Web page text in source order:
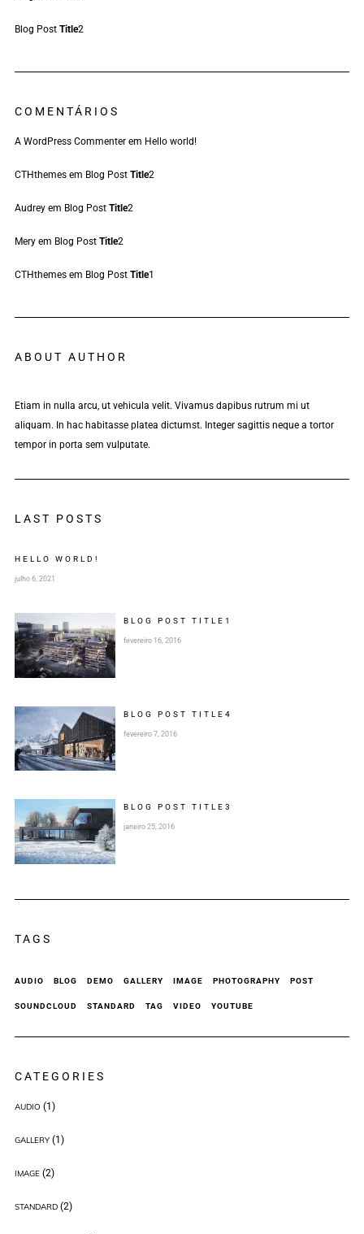
Blog Post Title2
COMENTÁRIOS
A WordPress Commenterem Hello world!
CTHthemesem Blog Post Title2
Audreyem Blog Post Title2
Meryem Blog Post Title2
CTHthemesem Blog Post Title1
ABOUT AUTHOR
Etiam in nulla arcu, ut vehicula velit. Vivamus dapibus rutrum mi ut
aliquam. In hac habitasse platea dictumst. Integer sagittis neque a tortor
tempor in porta sem vulputate.
LAST POSTS
HELLO WORLD!
julho 6, 2021
BLOG POST TITLE 1
fevereiro 16, 2016
BLOG POST TITLE 4
fevereiro 7, 2016
BLOG POST TITLE 3
janeiro 25, 2016
TAGS
AUDIO BLOG DEMO GALLERY IMAGE PHOTOGRAPHY POST
SOUNDCLOUD STANDARD TAG VIDEO YOUTUBE
CATEGORIES
AUDIO (1)
GALLERY(1)
IMAGE(2)
STANDARD(2)